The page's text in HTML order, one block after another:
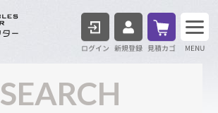
ログイン 見積
SEARCH